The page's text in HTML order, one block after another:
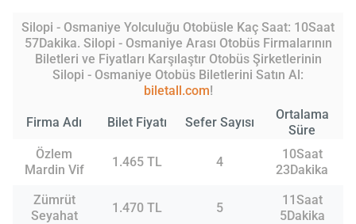
Silopi - Osmaniye Yolculuğu Otobüsle Kaç Saat: 10Saat
57Dakika. Silopi - Osmaniye Arası Otobüs Firmalarının
Biletleri ve Fiyatları Karşılaştır Otobüs Şirketlerinin
Silopi - Osmaniye Otobüs Biletlerini Satın Al:
biletall.com!
Firma Adı Bilet Fiyatı Sefer Sayısı
Ortalama
Süre
Özlem
Mardin Vif
1.465 TL 4
10Saat
23Dakika
Zümrüt
Seyahat
1.470 TL 5
11Saat
5Dakika